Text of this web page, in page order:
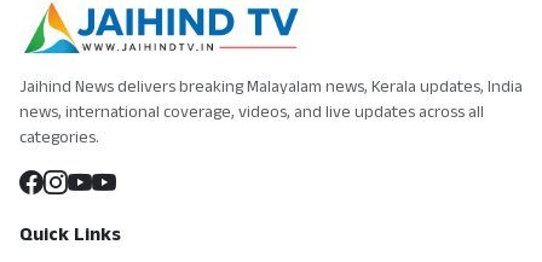
Jaihind News delivers breaking Malayalam news, Kerala updates, India
news, international coverage, videos, and live updates across all
categories.
Quick Links